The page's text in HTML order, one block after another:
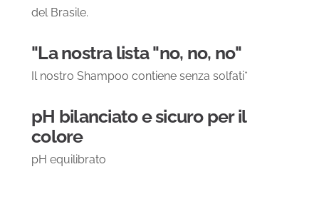
del Brasile.
"La nostra lista "no, no, no"
Il nostro Shampoo contiene senza solfati*
pH bilanciato e sicuro per il
colore
pH equilibrato